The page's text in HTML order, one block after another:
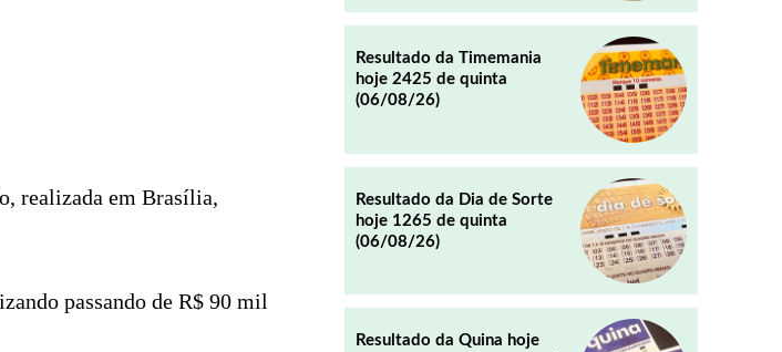
realizada em Brasília,
passando de R$ 90 mil
Resultado da Timemania
hoje 2425 de quinta
(06/08/26)
Resultado da Dia de Sorte
hoje 1265 de quinta
(06/08/26)
Resultado da Quina hoje